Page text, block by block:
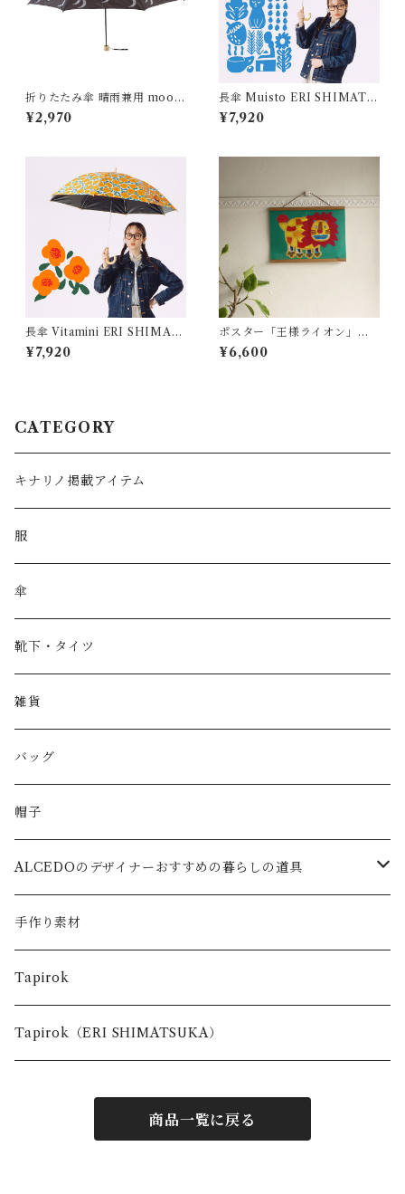
折りたたみ傘 晴雨兼用 moon
ムーン ALCEDO
¥2,970
長傘 Muisto ERI SHIMATS
UKA
¥7,920
長傘 Vitamini ERI SHIMAT
SUKA
¥7,920
ポスター「王様ライオン」 T
apirok YU OKUYAMA
¥6,600
CATEGORY
キナリノ掲載アイテム
服
傘
靴下・タイツ
雑貨
バッグ
帽子
ALCEDOのデザイナーおすすめの暮らしの道具
キッズ
台所で使う道具
お出かけの時に使う道具
手作り素材
Tapirok
Tapirok（ERI SHIMATSUKA）
商品一覧に戻る